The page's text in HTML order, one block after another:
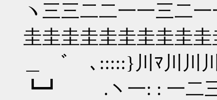
ヽ三三二二一一三二一
圭圭圭圭圭圭圭圭
＿ ﾞ ､:::::}川
┗┛ .ヽ一: : 一二三